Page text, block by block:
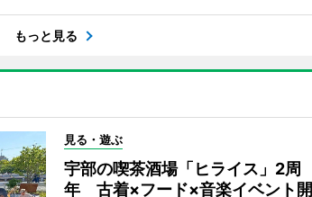
もっと見る
見る・遊ぶ
宇部の喫茶酒場「ヒライス」2周
年 古着×フード×音楽イベント開